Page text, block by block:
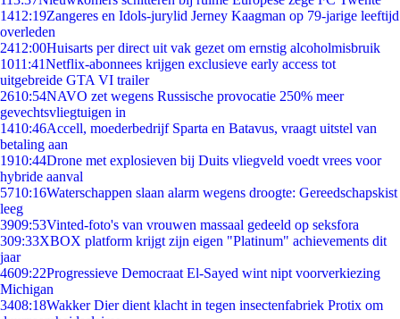
1412:19Zangeres en Idols-jurylid Jerney Kaagman op 79-jarige leeftijd
overleden
2412:00Huisarts per direct uit vak gezet om ernstig alcoholmisbruik
1011:41Netflix-abonnees krijgen exclusieve early access tot
uitgebreide GTA VI trailer
2610:54NAVO zet wegens Russische provocatie 250% meer
gevechtsvliegtuigen in
1410:46Accell, moederbedrijf Sparta en Batavus, vraagt uitstel van
betaling aan
1910:44Drone met explosieven bij Duits vliegveld voedt vrees voor
hybride aanval
5710:16Waterschappen slaan alarm wegens droogte: Gereedschapskist
leeg
3909:53Vinted-foto's van vrouwen massaal gedeeld op seksfora
309:33XBOX platform krijgt zijn eigen "Platinum" achievements dit
jaar
4609:22Progressieve Democraat El-Sayed wint nipt voorverkiezing
Michigan
3408:18Wakker Dier dient klacht in tegen insectenfabriek Protix om